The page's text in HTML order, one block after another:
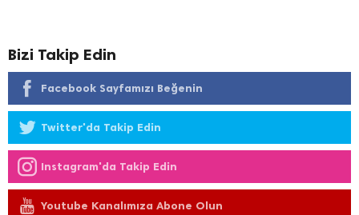
Bizi Takip Edin
Facebook Sayfamızı Beğenin
Twitter'da Takip Edin
Instagram'da Takip Edin
Youtube Kanalımıza Abone Olun